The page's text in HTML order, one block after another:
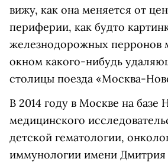
вижу, как она меняется от
периферии, как будто
железнодорожных перронов
окном какого-нибудь
столицы поезда «Москва-
В 2014 году в Москве на базе
медицинского
детской гематологии,
иммунологии имени Дмитрия